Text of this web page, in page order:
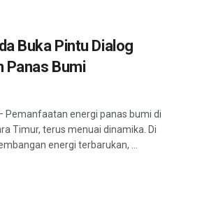
Buka Pintu Dialog
Panas Bumi
Pemanfaatan energi panas bumi di
Timur, terus menuai dinamika. Di
energi terbarukan, ...